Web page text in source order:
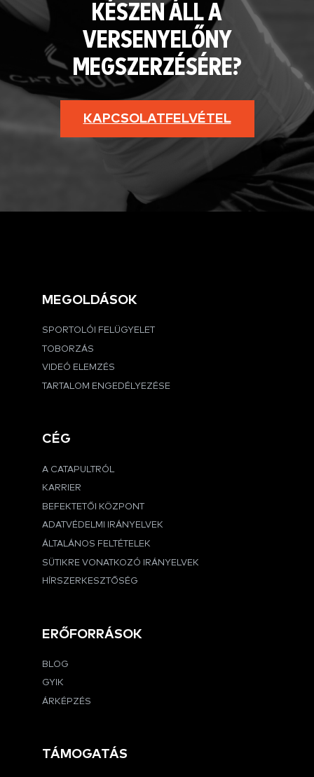
KÉSZEN ÁLL A
VERSENYELŐNY
MEGSZERZÉSÉRE?
KAPCSOLATFELVÉTEL
MEGOLDÁSOK
SPORTOLÓI FELÜGYELET
TOBORZÁS
VIDEÓ ELEMZÉS
TARTALOM ENGEDÉLYEZÉSE
CÉG
A CATAPULTRÓL
KARRIER
BEFEKTETŐI KÖZPONT
ADATVÉDELMI IRÁNYELVEK
ÁLTALÁNOS FELTÉTELEK
SÜTIKRE VONATKOZÓ IRÁNYELVEK
HÍRSZERKESZTŐSÉG
ERŐFORRÁSOK
BLOG
GYIK
ÁRKÉPZÉS
TÁMOGATÁS